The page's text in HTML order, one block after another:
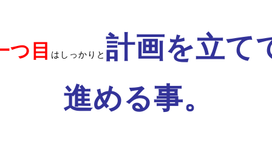
つ目 はしっかりと 計画を立て
進める事。